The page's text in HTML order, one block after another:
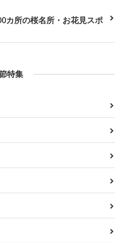
カ所の桜名所・お花見スポ
特集